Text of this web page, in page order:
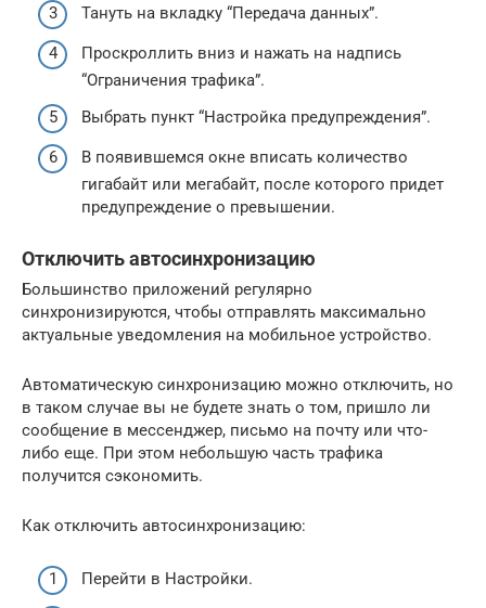
Тануть на вкладку “Передача данных”.
Проскроллить вниз и нажать на надпись
“Ограничения трафика”.
Выбрать пункт “Настройка предупреждения”.
В появившемся окне вписать количество
гигабайт или мегабайт, после которого придет
предупреждение о превышении.
Отключить автосинхронизацию
Большинство приложений регулярно
синхронизируются, чтобы отправлять максимально
актуальные уведомления на мобильное устройство.
Автоматическую синхронизацию можно отключить, но
в таком случае вы не будете знать о том, пришло ли
сообщение в мессенджер, письмо на почту или что-
либо еще. При этом небольшую часть трафика
получится сэкономить.
Как отключить автосинхронизацию:
Перейти в Настройки.